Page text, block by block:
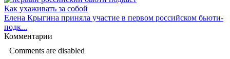
Как ухаживать за собой
Елена Крыгина приняла участие в первом российском бьюти-
подк...
Комментарии
Comments are disabled